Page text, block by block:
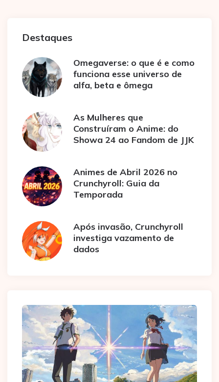
Destaques
Omegaverse: o que é e como
funciona esse universo de
alfa, beta e ômega
As Mulheres que
Construíram o Anime: do
Showa 24 ao Fandom de JJK
Animes de Abril 2026 no
Crunchyroll: Guia da
Temporada
Após invasão, Crunchyroll
investiga vazamento de
dados